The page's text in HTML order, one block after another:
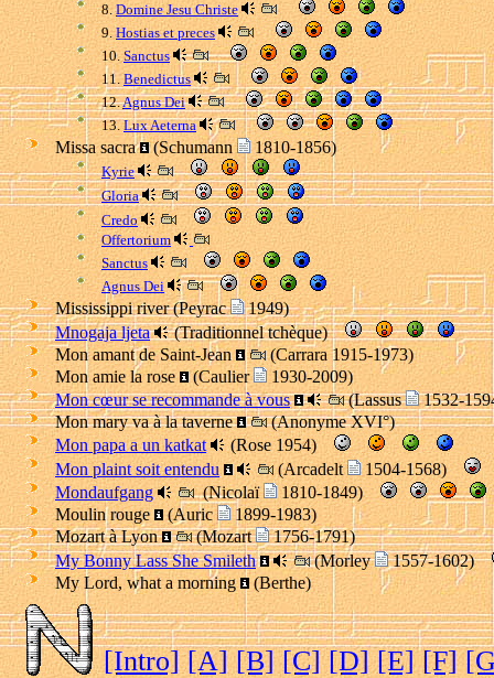
8.Domine Jesu Christe
9.Hostias et preces
10. Sanctus
11.Benedictus
12.Agnus Dei
13.Lux Aeterna
Missa sacra (Schumann 1810-1856)
Kyrie
Gloria
Credo
Offertorium
Sanctus
Agnus Dei
Mississippi river (Peyrac
1949)
Mnogaja ljeta
(Traditionnel tchèque)
Mon amant de Saint-Jean
(Carrara 1915-1973)
Mon amie la rose
(Caulier
1930-2009)
Mon cœur se recommande à vous
(Lassus
1532-
Mon mary va à la taverne
(Anonyme XVI°)
Mon papa a un katkat
(Rose 1954)
Mon plaint soit entendu
(Arcadelt
1504-1568)
Mondaufgang
(Nicolaï
1810-1849)
Moulin rouge
(Auric
1899-1983)
Mozart à Lyon
(Mozart
1756-1791)
My Bonny Lass She Smileth
(Morley
1557-1602)
My Lord, what a morning
(Berthe)
[Intro] [A] [B] [C] [D] [E] [F]